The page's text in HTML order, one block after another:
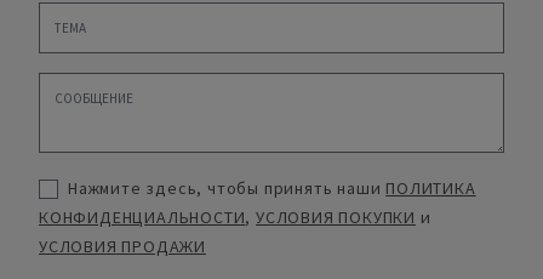
Нажмите здесь, чтобы принять наши ПОЛИТИКА
КОНФИДЕНЦИАЛЬНОСТИ,УСЛОВИЯ ПОКУПКИ и
УСЛОВИЯ ПРОДАЖИ